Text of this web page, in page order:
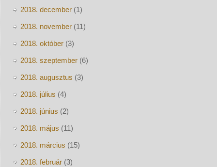
2018. december(1)
2018. november(11)
2018. október(3)
2018. szeptember(6)
2018. augusztus (3)
2018. július (4)
2018. június (2)
2018. május (11)
2018. március (15)
2018. február(3)